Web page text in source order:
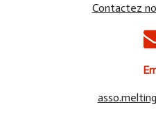
Contactez